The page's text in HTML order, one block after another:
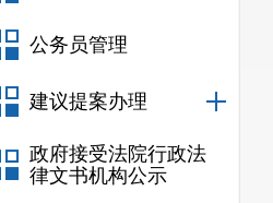
公务员管理
建议提案办理
政府接受法院行政法
律文书机构公示